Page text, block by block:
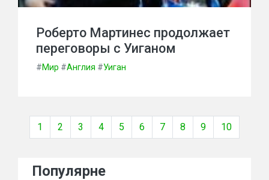
Роберто Мартинес продолжает
переговоры с Уиганом
#Мир #Англия #Уиган
1 2 3 4 5 6 7 8 9 10
Популярне